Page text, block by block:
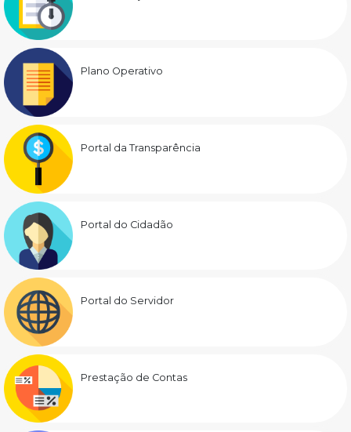
Plano Operativo
Portal da Transparência
Portal do Cidadão
Portal do Servidor
Prestação de Contas